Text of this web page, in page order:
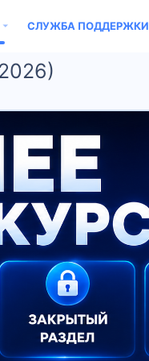
СЛУЖБА ПОДДЕРЖКИ